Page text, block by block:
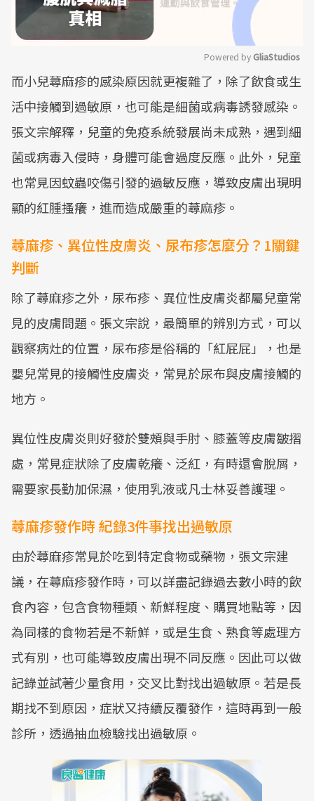
Mute
Powered by GliaStudios
而小兒蕁麻疹的感染原因就更複雜了，除了飲食或生
活中接觸到過敏原，也可能是細菌或病毒誘發感染。
張文宗解釋，兒童的免疫系統發展尚未成熟，遇到細
菌或病毒入侵時，身體可能會過度反應。此外，兒童
也常見因蚊蟲咬傷引發的過敏反應，導致皮膚出現明
顯的紅腫搔癢，進而造成嚴重的蕁麻疹。
蕁麻疹、異位性皮膚炎、尿布疹怎麼分？1關鍵
判斷
除了蕁麻疹之外，尿布疹、異位性皮膚炎都屬兒童常
見的皮膚問題。張文宗說，最簡單的辨別方式，可以
觀察病灶的位置，尿布疹是俗稱的「紅屁屁」，也是
嬰兒常見的接觸性皮膚炎，常見於尿布與皮膚接觸的
地方。
異位性皮膚炎則好發於雙頰與手肘、膝蓋等皮膚皺摺
處，常見症狀除了皮膚乾癢、泛紅，有時還會脫屑，
需要家長勤加保濕，使用乳液或凡士林妥善護理。
蕁麻疹發作時 紀錄3件事找出過敏原
由於蕁麻疹常見於吃到特定食物或藥物，張文宗建
議，在蕁麻疹發作時，可以詳盡記錄過去數小時的飲
食內容，包含食物種類、新鮮程度、購買地點等，因
為同樣的食物若是不新鮮，或是生食、熟食等處理方
式有別，也可能導致皮膚出現不同反應。因此可以做
記錄並試著少量食用，交叉比對找出過敏原。若是長
期找不到原因，症狀又持續反覆發作，這時再到一般
診所，透過抽血檢驗找出過敏原。